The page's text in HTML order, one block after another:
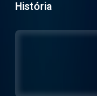
História